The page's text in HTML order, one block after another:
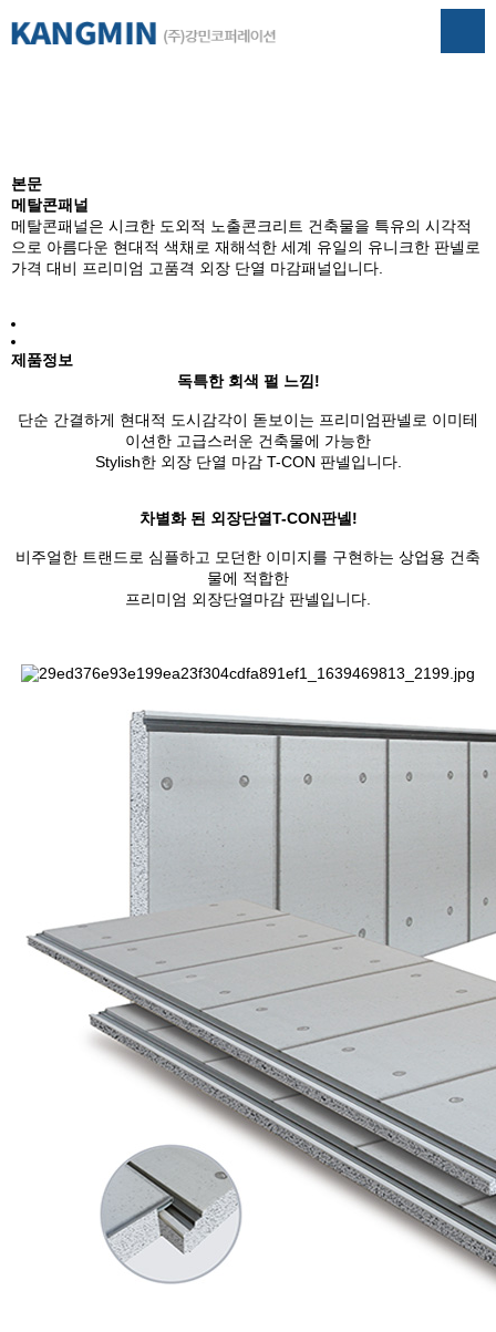
본문
메탈콘패널
메탈콘패널은 시크한 도외적 노출콘크리트 건축물을 특유의 시각적
으로 아름다운 현대적 색채로 재해석한 세계 유일의 유니크한 판넬로
가격 대비 프리미엄 고품격 외장 단열 마감패널입니다.
제품정보
독특한 회색 펄 느낌!
단순 간결하게 현대적 도시감각이 돋보이는 프리미엄판넬로 이미테
이션한 고급스러운 건축물에 가능한
Stylish한 외장 단열 마감 T-CON 판넬입니다.
차별화 된 외장단열T-CON판넬!
비주얼한 트랜드로 심플하고 모던한 이미지를 구현하는 상업용 건축
물에 적합한
프리미엄 외장단열마감 판넬입니다.